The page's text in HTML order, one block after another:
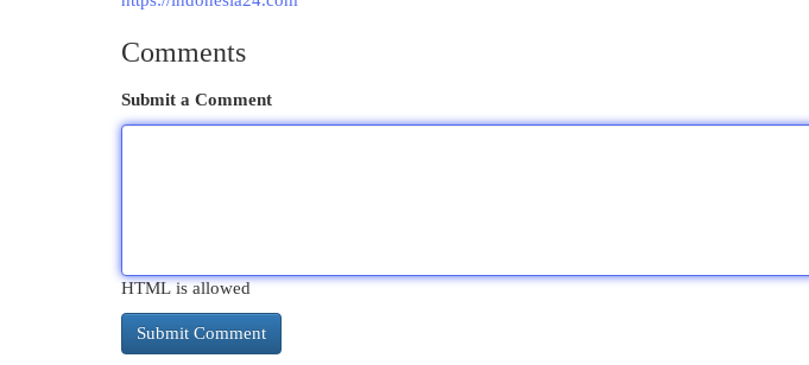
Comments
Submit a Comment
HTML is allowed